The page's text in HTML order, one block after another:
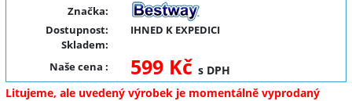
Značka:
Dostupnost:
IHNED K EXPEDICI
Skladem:
Naše cena : 599 Kč s DPH
Litujeme, ale uvedený výrobek je momentálně vyprodaný